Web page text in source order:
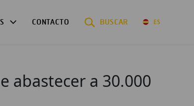
CONTACTO BUSCAR ES
abastecer a 30.000